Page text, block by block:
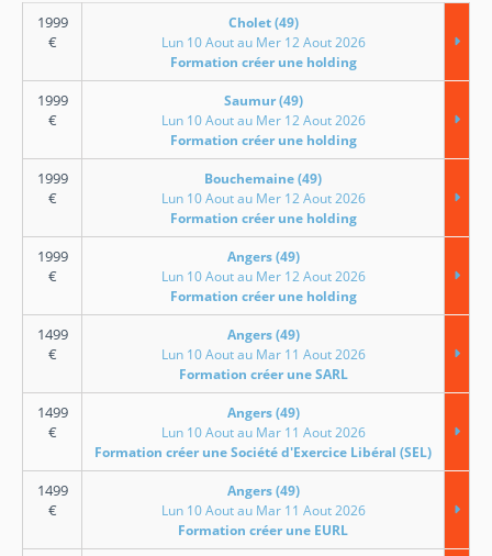
1999
€
Cholet (49)
Lun 10 Aout au Mer 12 Aout 2026
Formation créer une holding
1999
€
Saumur (49)
Lun 10 Aout au Mer 12 Aout 2026
Formation créer une holding
1999
€
Bouchemaine (49)
Lun 10 Aout au Mer 12 Aout 2026
Formation créer une holding
1999
€
Angers (49)
Lun 10 Aout au Mer 12 Aout 2026
Formation créer une holding
1499
€
Angers (49)
Lun 10 Aout au Mar 11 Aout 2026
Formation créer une SARL
1499
€
Angers (49)
Lun 10 Aout au Mar 11 Aout 2026
Formation créer une Société d'Exercice Libéral (SEL)
1499
€
Angers (49)
Lun 10 Aout au Mar 11 Aout 2026
Formation créer une EURL